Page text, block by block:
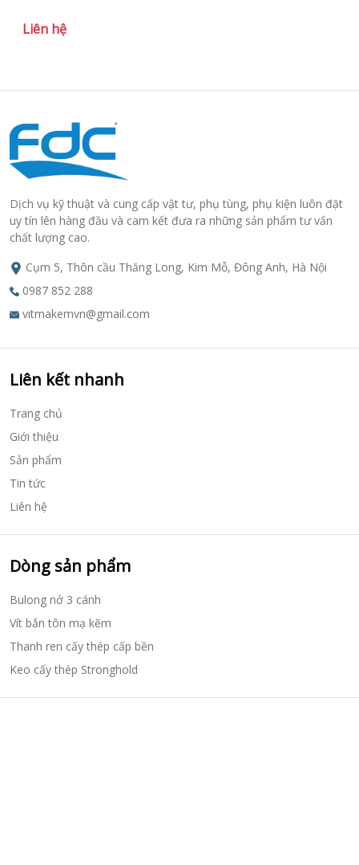
Liên hệ
Dịch vụ kỹ thuật và cung cấp vật tư, phụ tùng, phụ kiện luôn đặt
uy tín lên hàng đầu và cam kết đưa ra những sản phẩm tư vấn
chất lượng cao.
Cụm 5, Thôn cầu Thăng Long, Kim Mỗ, Đông Anh, Hà Nội
0987 852 288
vitmakemvn@gmail.com
Liên kết nhanh
Trang chủ
Giới thiệu
Sản phẩm
Tin tức
Liên hệ
Dòng sản phẩm
Bulong nở 3 cánh
Vít bắn tôn mạ kẽm
Thanh ren cấy thép cấp bền
Keo cấy thép Stronghold